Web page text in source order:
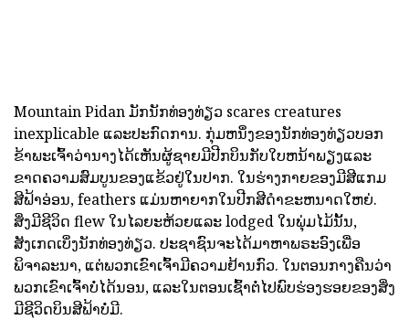
Mountain Pidan ມັກນັກທ່ອງທ່ຽວ scares creatures
inexplicable ແລະປະກົດການ. ກຸ່ມຫນຶ່ງຂອງນັກທ່ອງທ່ຽວບອກ
ຂ້າພະເຈົ້າວ່ານາງໄດ້ເຫັນຜູ້ຊາຍມີປີກບິນກັບໃບຫນ້າພຽງແລະ
ຂາດຄວາມສົມບູນຂອງແຂ້ວຢູ່ໃນປາກ. ໃນຮ່າງກາຍຂອງມີສີແກມ
ສີຟ້າອ່ອນ, feathers ແມ່ນຫາຍາກໃນປີກສີດໍາຂະຫນາດໃຫຍ່.
ສິ່ງມີຊີວິດ flew ໃນໄລຍະຫ້ວຍແລະ lodged ໃນພຸ່ມໄມ້ນັ້ນ,
ສັງເກດເບິ່ງນັກທ່ອງທ່ຽວ. ປະຊາຊົນຈະໄດ້ມາຫາພຣະອົງເພື່ອ
ພິຈາລະນາ, ແຕ່ພວກເຂົາເຈົ້າມີຄວາມຢ້ານກົວ. ໃນຕອນກາງຄືນວ່າ
ພວກເຂົາເຈົ້າບໍ່ໄດ້ນອນ, ແລະໃນຕອນເຊົ້າຕໍ່ໄປພົບຮ່ອງຮອຍຂອງສິ່ງ
ມີຊີວິດບິນສີຟ້າບໍ່ມີ.